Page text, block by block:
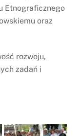
Etnograficznego
oraz
rozwoju,
zadań i